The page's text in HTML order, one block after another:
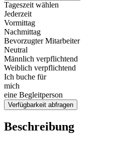
Tageszeit wählen
Jederzeit
Vormittag
Nachmittag
Bevorzugter Mitarbeiter
Neutral
Männlich verpflichtend
Weiblich verpflichtend
Ich buche für
mich
eine Begleitperson
Verfügbarkeit abfragen
Beschreibung